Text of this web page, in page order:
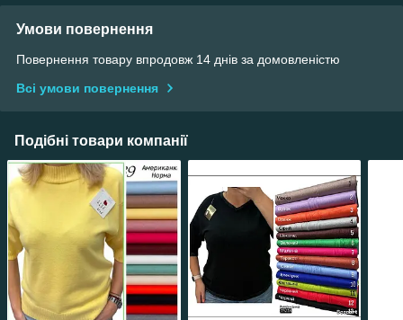
Умови повернення
Повернення товару впродовж 14 днів за домовленістю
Всі умови повернення
Подібні товари компанії